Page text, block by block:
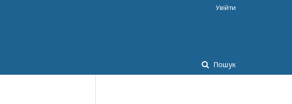
Пошук
Увійти